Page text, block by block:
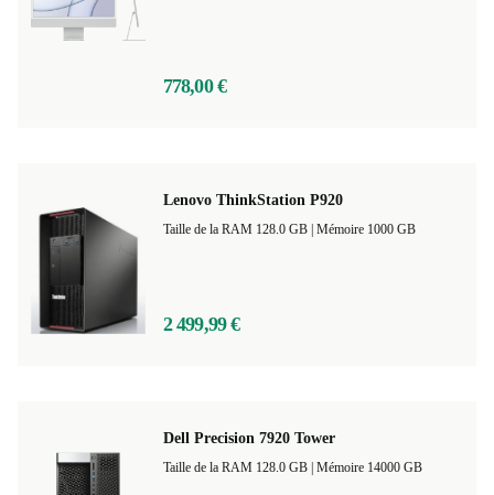
778,00 €
Lenovo ThinkStation P920
Mémoire 1000 GB
2 499,99 €
Dell Precision 7920 Tower
Mémoire 14000 GB